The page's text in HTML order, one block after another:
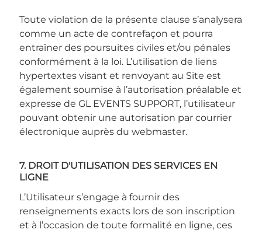
Toute violation de la présente clause s’analysera
comme un acte de contrefaçon et pourra
entraîner des poursuites civiles et/ou pénales
conformément à la loi. L’utilisation de liens
hypertextes visant et renvoyant au Site est
également soumise à l’autorisation préalable et
expresse de GL EVENTS SUPPORT, l’utilisateur
pouvant obtenir une autorisation par courrier
électronique auprès du webmaster.
7. DROIT D'UTILISATION DES SERVICES EN
LIGNE
L’Utilisateur s’engage à fournir des
renseignements exacts lors de son inscription
et à l’occasion de toute formalité en ligne, ces